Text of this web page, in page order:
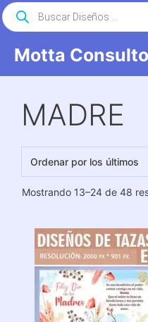
Saltar
al
Motta
Búsqueda
de
productos
MADRE
Mostrando 13–24 de 48